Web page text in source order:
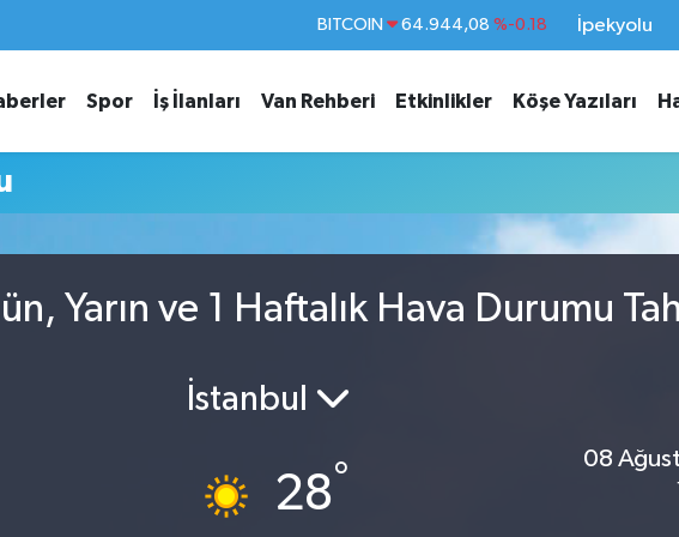
BITCOIN 64.944,08 %-0.18
EURO 55,2510 %0.32
STERLİN 64,4811 %0.38
İpekyolu
Spor İş İlanları Van Rehberi Etkinlikler Köşe Yazıları
Yarın ve 1 Haftalık Hava Durumu
İstanbul
28°
08